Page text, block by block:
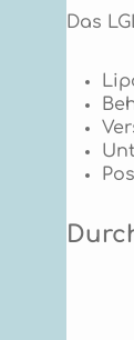
Das